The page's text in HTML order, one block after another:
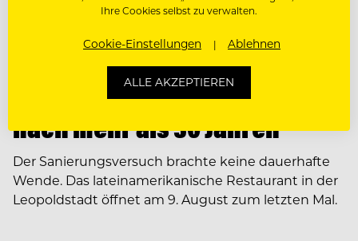
Restaurant Pancho schließt
nach mehr als 30 Jahren
Der Sanierungsversuch brachte keine dauerhafte
Wende. Das lateinamerikanische Restaurant in der
Leopoldstadt öffnet am 9. August zum letzten Mal.
Ihre Cookies selbst zu verwalten.
Cookie-Einstellungen Ablehnen
ALLE AKZEPTIEREN